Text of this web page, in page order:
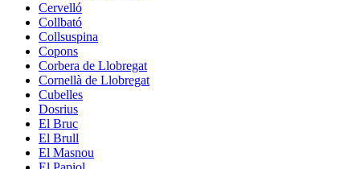
Cervelló
Collbató
Collsuspina
Copons
Corbera de Llobregat
Cornellà de Llobregat
Cubelles
Dosrius
El Bruc
El Brull
El Masnou